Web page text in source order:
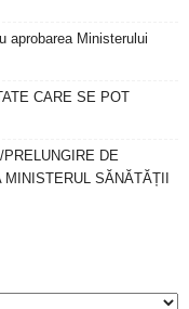
aprobarea Ministerului
CARE SE POT
DE
SĂNĂTĂȚII